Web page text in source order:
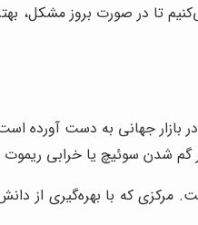
تا در صورت بروز مشکل،
در بازار جهانی به دست
گم شدن سوئیچ یا خرابی
که با بهره‌گیری از دانش